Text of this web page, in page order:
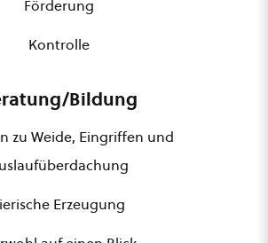
Förderung
Kontrolle
Bildung
zu Weide, Eingriffen und
Erzeugung